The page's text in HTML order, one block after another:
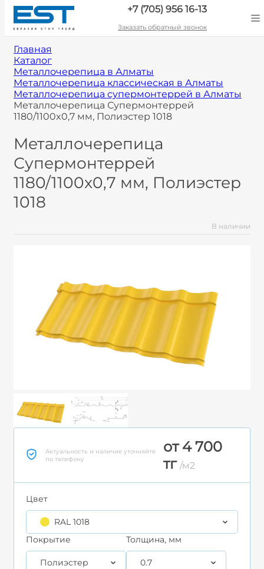
+7 (705) 956 16-13
Заказать обратный звонок
Главная
Каталог
Металлочерепица в Алматы
Металлочерепица классическая в Алматы
Металлочерепица супермонтеррей в Алматы
Металлочерепица Супермонтеррей
1180/1100x0,7 мм, Полиэстер 1018
Металлочерепица
Супермонтеррей
1180/1100x0,7 мм, Полиэстер
1018
В наличии
Актуальность и наличие уточняйте
по телефону
от 4 700
тг/м2
Цвет
RAL 1018
Покрытие
Полиэстер
Толщина, мм
0.7